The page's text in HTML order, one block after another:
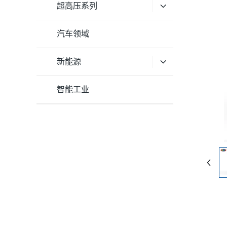
超高压系列
汽车领域
新能源
智能工业